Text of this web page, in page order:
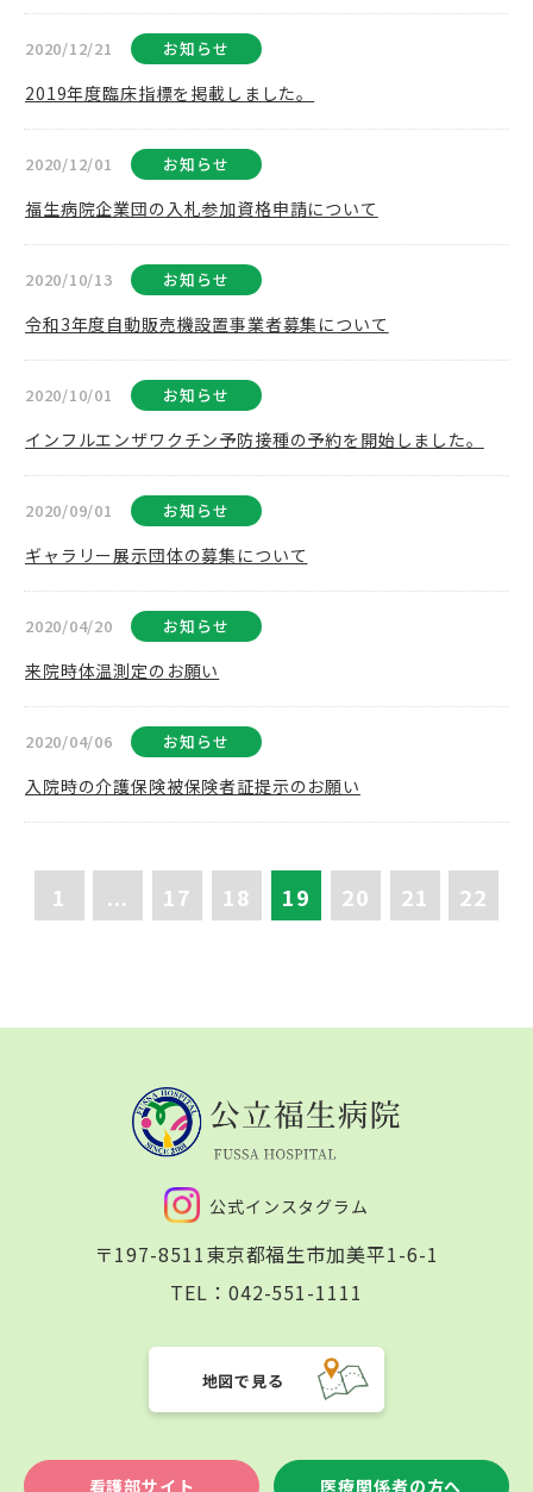
2020/12/21 お知らせ
2019年度臨床指標を掲載しました。
2020/12/01 お知らせ
福生病院企業団の入札参加資格申請について
2020/10/13 お知らせ
令和3年度自動販売機設置事業者募集について
2020/10/01 お知らせ
インフルエンザワクチン予防接種の予約を開始しました。
2020/09/01 お知らせ
ギャラリー展示団体の募集について
2020/04/20 お知らせ
来院時体温測定のお願い
2020/04/06 お知らせ
入院時の介護保険被保険者証提示のお願い
1 ... 17 18 19 20 21 22
公式インスタグラム
〒197-8511東京都福生市加美平1-6-1
TEL： 042-551-1111
地図で見る
看護部サイト 医療関係者の方へ